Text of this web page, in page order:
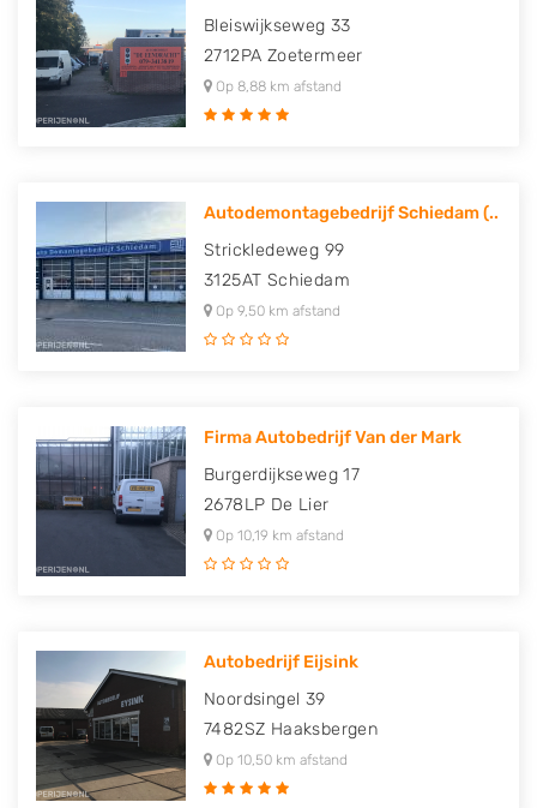
Bleiswijkseweg 33
2712PA Zoetermeer
Op 8,88 km afstand
Autodemontagebedrijf Schiedam (..
Strickledeweg 99
3125AT Schiedam
Op 9,50 km afstand
Firma Autobedrijf Van der Mark
Burgerdijkseweg 17
2678LP De Lier
Op 10,19 km afstand
Autobedrijf Eijsink
Noordsingel 39
7482SZ Haaksbergen
Op 10,50 km afstand